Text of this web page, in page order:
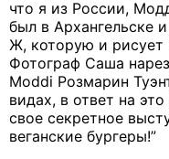
что я из России,
был в Архангельске
Ж, которую и рисует
Фотограф Саша
Moddi Розмарин
видах, в ответ на
свое секретное
веганские бургеры!”